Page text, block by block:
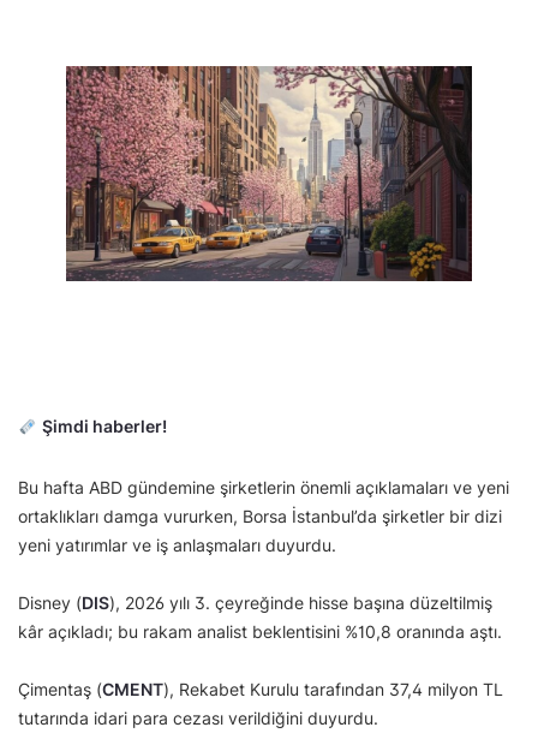
Şimdi haberler!
Bu hafta ABD gündemine şirketlerin önemli açıklamaları ve yeni
ortaklıkları damga vururken, Borsa İstanbul’da şirketler bir dizi
yeni yatırımlar ve iş anlaşmaları duyurdu.
Disney (DIS), 2026 yılı 3. çeyreğinde hisse başına düzeltilmiş
kâr açıkladı; bu rakam analist beklentisini %10,8 oranında aştı.
Çimentaş (CMENT), Rekabet Kurulu tarafından 37,4 milyon TL
tutarında idari para cezası verildiğini duyurdu.